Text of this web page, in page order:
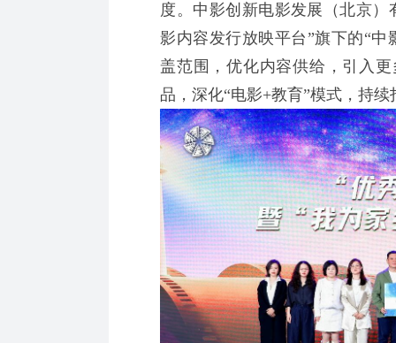
度。中影创新电影发展（北京
影内容发行放映平台”旗下的“
盖范围，优化内容供给，引入
品，深化“电影+教育”模式，持